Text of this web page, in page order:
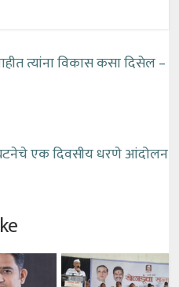
त्यांना विकास कसा दिसेल –
एक दिवसीय धरणे आंदोलन